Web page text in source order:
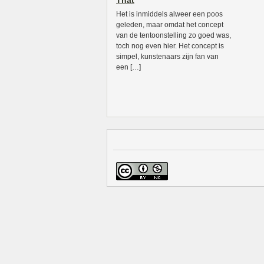
Het is inmiddels alweer een poos
geleden, maar omdat het concept
van de tentoonstelling zo goed was,
toch nog even hier. Het concept is
simpel, kunstenaars zijn fan van
een […]